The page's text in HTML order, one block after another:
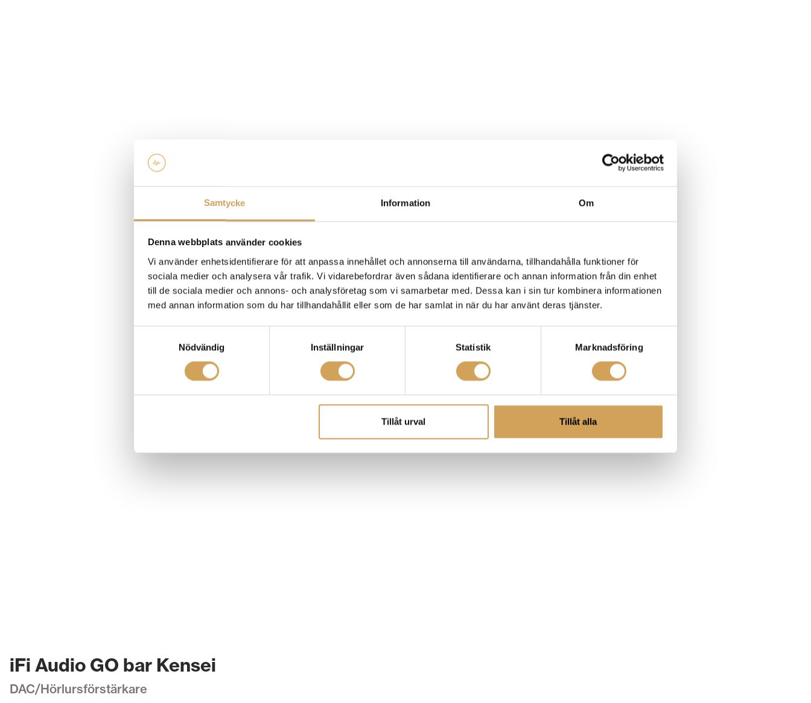
Samtycke Information Om
Denna webbplats använder cookies
Vi använder enhetsidentifierare för att anpassa innehållet och annonserna till användarna, tillhandahålla funktioner för
sociala medier och analysera vår trafik. Vi vidarebefordrar även sådana identifierare och annan information från din enhet
till de sociala medier och annons- och analysföretag som vi samarbetar med. Dessa kan i sin tur kombinera informationen
med annan information som du har tillhandahållit eller som de har samlat in när du har använt deras tjänster.
Nödvändig
Inställningar Statistik Marknadsföring
Tillåt urval Tillåt alla
iFi Audio GO bar Kensei
DAC/Hörlursförstärkare